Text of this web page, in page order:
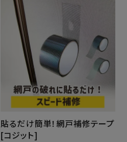
貼るだけ簡単！網戸補修テープ
[コジット]